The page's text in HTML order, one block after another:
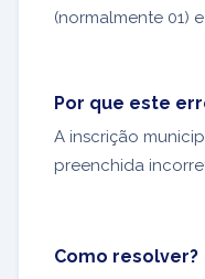
(normalmente 01)
Por que este
A inscrição
preenchida
Como resolver?